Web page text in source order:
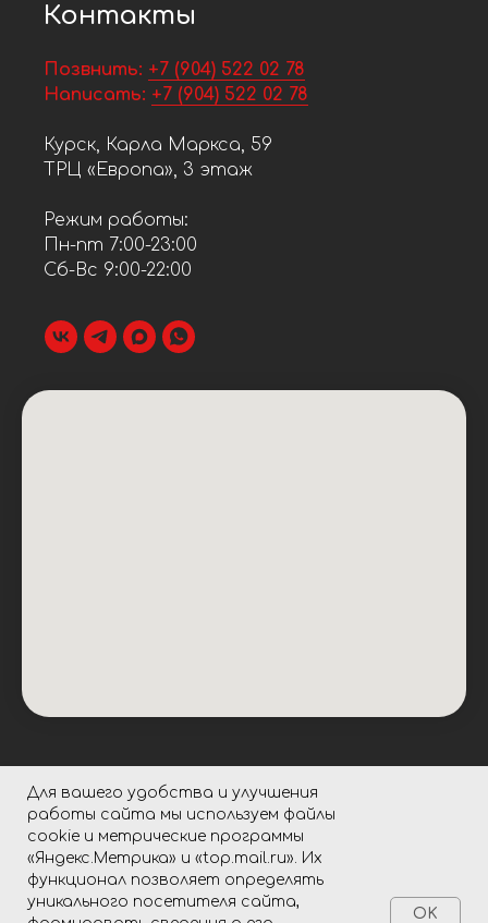
Для вашего удобства и улучшения
работы сайта мы используем файлы
cookie и метрические программы
«Яндекс.Метрика» и «top.mail.ru». Их
функционал позволяет определять
уникального посетителя сайта,
OK
Контакты
Позвнить: +7 (904) 522 02 78
Написать: +7 (904) 522 02 78
Курск, Карла Маркса, 59
ТРЦ «Европа», 3 этаж
Режим работы:
Пн-пт 7:00-23:00
Сб-Вс 9:00-22:00
Политика конфиденциальности
Согласие на обработку персональных данных
ИП ЛЕВИНА ЮЛИЯ ВАЛЕРЬЕВНА